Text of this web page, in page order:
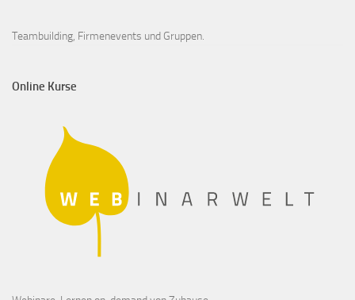
Teambuilding, Firmenevents und Gruppen.
Online Kurse